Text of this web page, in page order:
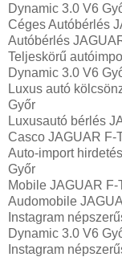
Dynamic 3.0 V6
Céges Autóbérlés
Autóbérlés
Teljeskörű
Dynamic 3.0 V6
Luxus autó
Győr
Luxusautó bérlés
Casco JAGUAR F-
Auto-import
Győr
Mobile JAGUAR
Audomobile
Instagram
Dynamic 3.0 V6
Instagram